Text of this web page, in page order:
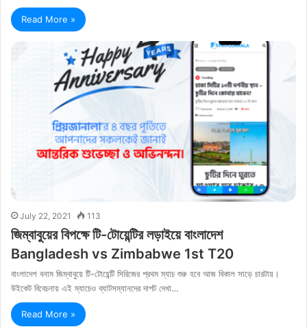
Read More »
July 22, 2021 113
জিম্বাবুয়ের বিপক্ষে টি-টোয়েন্টির লড়াইয়ে বাংলাদেশ
Bangladesh vs Zimbabwe 1st T20
বাংলাদেশ বনাম জিম্বাবুয়ে টি-টোয়েন্টি সিরিজের প্রথম ম্যাচ শুরু হবে আজ বিকাল সাড়ে চারটায়।
উইকেট বিবেচনায় এই ম্যাচেও ব্যাটসম্যানদের দাপট দেখা…
Read More »